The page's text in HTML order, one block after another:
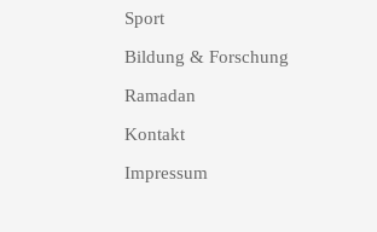
Sport
Bildung & Forschung
Ramadan
Kontakt
Impressum